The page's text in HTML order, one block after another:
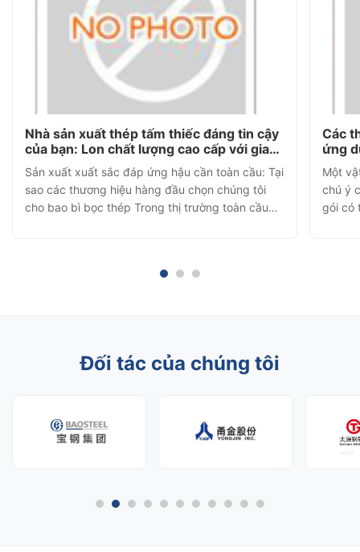
Nhà sản xuất thép tấm thiếc đáng tin cậy
của bạn: Lon chất lượng cao cấp với giao
hàng nhanh trong 5 ngày trên toàn thế
giới
Sản xuất xuất sắc đáp ứng hậu cần toàn cầu: Tại
sao các thương hiệu hàng đầu chọn chúng tôi
cho bao bì bọc thép Trong thị trường toàn cầu
lượng sản phẩm không thỏa hi...
Các
ứng
học
Một
chú ý
gói có
Đối tác của chúng tôi